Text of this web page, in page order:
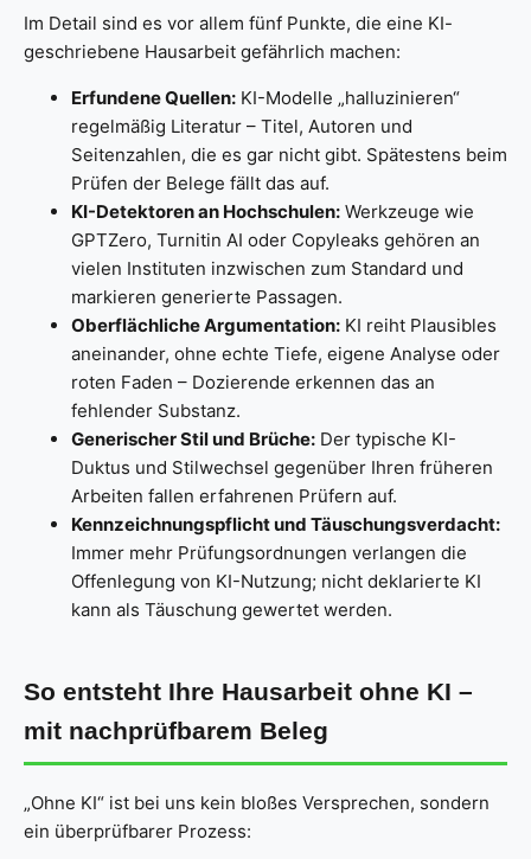
Im Detail sind es vor allem fünf Punkte, die eine KI-
geschriebene Hausarbeit gefährlich machen:
Erfundene Quellen: KI-Modelle „halluzinieren“
regelmäßig Literatur – Titel, Autoren und
Seitenzahlen, die es gar nicht gibt. Spätestens beim
Prüfen der Belege fällt das auf.
KI-Detektoren an Hochschulen: Werkzeuge wie
GPTZero, Turnitin AI oder Copyleaks gehören an
vielen Instituten inzwischen zum Standard und
markieren generierte Passagen.
Oberflächliche Argumentation: KI reiht Plausibles
aneinander, ohne echte Tiefe, eigene Analyse oder
roten Faden – Dozierende erkennen das an
fehlender Substanz.
Generischer Stil und Brüche: Der typische KI-
Duktus und Stilwechsel gegenüber Ihren früheren
Arbeiten fallen erfahrenen Prüfern auf.
Kennzeichnungspflicht und Täuschungsverdacht:
Immer mehr Prüfungsordnungen verlangen die
Offenlegung von KI-Nutzung; nicht deklarierte KI
kann als Täuschung gewertet werden.
So entsteht Ihre Hausarbeit ohne KI –
mit nachprüfbarem Beleg
„Ohne KI“ ist bei uns kein bloßes Versprechen, sondern
ein überprüfbarer Prozess: